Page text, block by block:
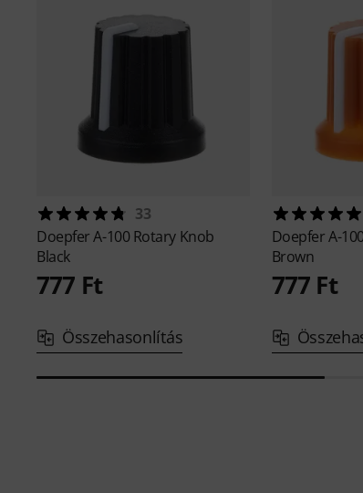
33
DoepferA-100 Rotary Knob
Black
777 Ft
Összehasonlítás
DoepferA-
Brown
777 Ft